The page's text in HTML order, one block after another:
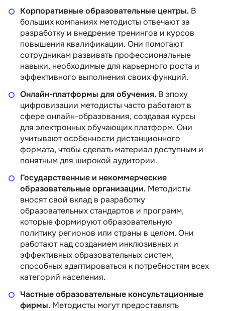
Корпоративные образовательные центры. В
больших компаниях методисты отвечают за
разработку и внедрение тренингов и курсов
повышения квалификации. Они помогают
сотрудникам развивать профессиональные
навыки, необходимые для карьерного роста и
эффективного выполнения своих функций.
Онлайн-платформы для обучения. В эпоху
цифровизации методисты часто работают в
сфере онлайн-образования, создавая курсы
для электронных обучающих платформ. Они
учитывают особенности дистанционного
формата, чтобы сделать материал доступным и
понятным для широкой аудитории.
Государственные и некоммерческие
образовательные организации. Методисты
вносят свой вклад в разработку
образовательных стандартов и программ,
которые формируют образовательную
политику регионов или страны в целом. Они
работают над созданием инклюзивных и
эффективных образовательных систем,
способных адаптироваться к потребностям всех
категорий населения.
Частные образовательные консультационные
фирмы. Методисты могут предоставлять
с
ИИ
Методист
образовательных
программ